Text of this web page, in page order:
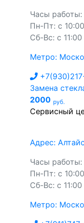
Часы работы:
Пн-Пт: с
Сб-Вс: с
Метро:
Замена
2000 руб.
Сервисный
Адрес:
Часы работы:
Пн-Пт: с
Сб-Вс: с
Метро: